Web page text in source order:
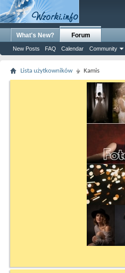
What's New? Forum
New Posts FAQ Calendar Community
Lista użytkowników Kamis